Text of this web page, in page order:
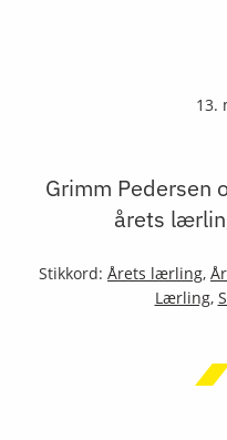
13.
Grimm Pedersen
årets
Stikkord: Årets lærling,
Lærling,